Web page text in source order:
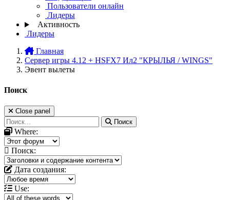
Пользователи онлайн
Лидеры
Активность
Лидеры
Главная
Сервер игры 4.12 + HSFX7 Ил2 "КРЫЛЬЯ / WINGS"
Эвент вылеты
Поиск
Close panel
Поиск
Where:
Поиск:
Дата создания:
Use: